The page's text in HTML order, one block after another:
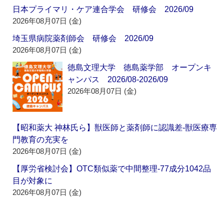
日本プライマリ・ケア連合学会 研修会 2026/09
2026年08月07日 (金)
埼玉県病院薬剤師会 研修会 2026/09
2026年08月07日 (金)
徳島文理大学 徳島薬学部 オープンキ
ャンパス 2026/08-2026/09
2026年08月07日 (金)
【昭和薬大 神林氏ら】獣医師と薬剤師に認識差‐獣医療専
門教育の充実を
2026年08月07日 (金)
【厚労省検討会】OTC類似薬で中間整理‐77成分1042品
目が対象に
2026年08月07日 (金)